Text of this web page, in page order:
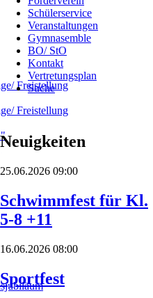
Freistellung
Freistellung
Schülerservice
Veranstaltungen
Gymnasemble
BO/ StO
Kontakt
Vertretungsplan
Suche
Neuigkeiten
25.06.2026 09:00
Schwimmfest für Kl.
5-8 +11
16.06.2026 08:00
Sportfest